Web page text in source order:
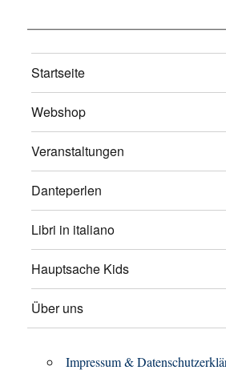
Startseite
Webshop
Veranstaltungen
Danteperlen
Libri in italiano
Hauptsache Kids
Über uns
Impressum &